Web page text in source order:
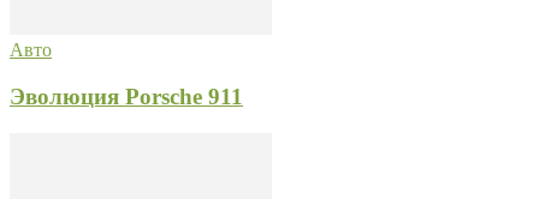
Авто
Эволюция Porsche 911